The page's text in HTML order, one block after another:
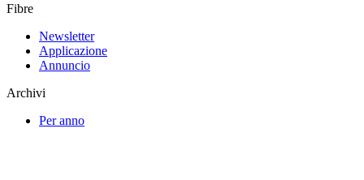
Fibre
Newsletter
Applicazione
Annuncio
Archivi
Per anno